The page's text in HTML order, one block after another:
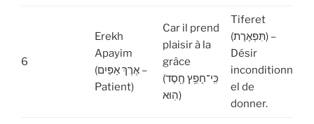
6
Erekh
Apayim
(אֶרֶךְ אַפַּיִם –
Patient)
Car il prend
plaisir à la
grâce
(כִּֽי־חָפֵ֥ץ חֶ֖סֶד
הֽוּא)
Tiferet
(תִּפְאֶרֶת) –
Désir
inconditionn
el de
donner.